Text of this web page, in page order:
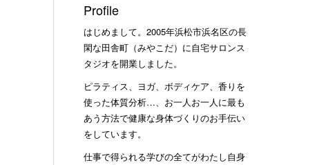
Profile
はじめまして。2005年浜松市浜名区の長
閑な田舎町（みやこだ）に自宅サロンス
タジオを開業しました。
ピラティス、ヨガ、ボディケア、香りを
使った体質分析…、お一人お一人に最も
あう方法で健康な身体づくりのお手伝い
をしています。
仕事で得られる学びの全てがわたし自身